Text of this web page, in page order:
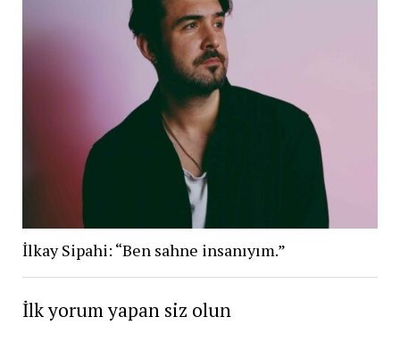
İlkay Sipahi: “Ben sahne insanıyım.”
İlk yorum yapan siz olun